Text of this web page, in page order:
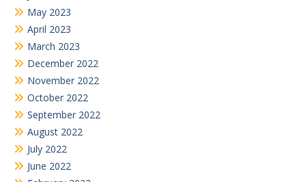
October 2021
August 2021
July 2019
June 2019
July 2018
February 2018
Search
for: